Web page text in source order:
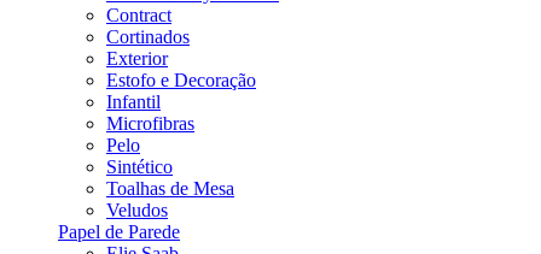
Contract
Cortinados
Exterior
Estofo e Decoração
Infantil
Microfibras
Pelo
Sintético
Toalhas de Mesa
Veludos
Papel de Parede